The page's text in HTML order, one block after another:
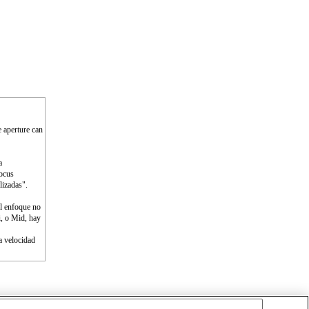
can
enfoque no
o Mid, hay
velocidad